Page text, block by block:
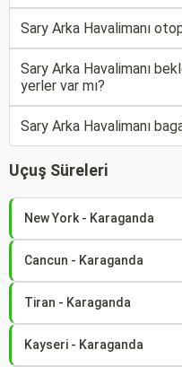
Sary Arka Havalimanı
Sary Arka Havalimanı
yerler var mı?
Sary Arka Havalimanı
Uçuş Süreleri
New York - Karaganda
Cancun - Karaganda
Tiran - Karaganda
Kayseri - Karaganda